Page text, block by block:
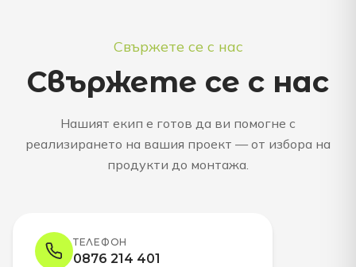
Свържете се с нас
Свържете се с нас
Нашият екип е готов да ви помогне с
реализирането на вашия проект — от избора на
продукти до монтажа.
ТЕЛЕФОН
0876 214 401